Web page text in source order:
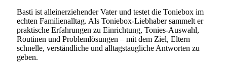
Basti ist alleinerziehender Vater und testet die Toniebox im
echten Familienalltag. Als Toniebox-Liebhaber sammelt er
praktische Erfahrungen zu Einrichtung, Tonies-Auswahl,
Routinen und Problemlösungen – mit dem Ziel, Eltern
schnelle, verständliche und alltagstaugliche Antworten zu
geben.